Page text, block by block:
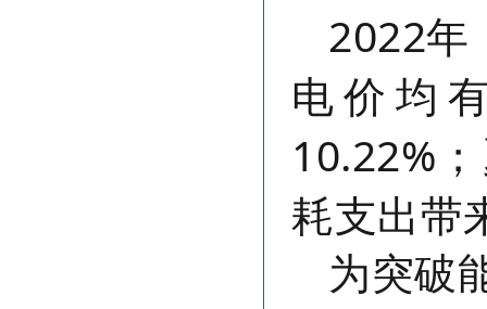
2022年
电价均
10.22%
耗支出带
为突破